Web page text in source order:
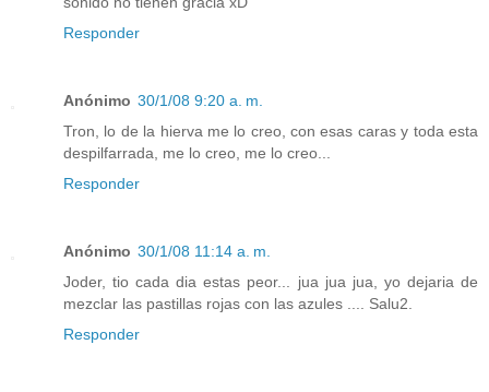
Responder
Anónimo 30/1/08 9:20 a. m.
Tron, lo de la hierva me lo creo, con esas caras y toda esta
despilfarrada, me lo creo, me lo creo...
Responder
Anónimo 30/1/08 11:14 a. m.
Joder, tio cada dia estas peor... jua jua jua, yo dejaria de
mezclar las pastillas rojas con las azules .... Salu2.
Responder